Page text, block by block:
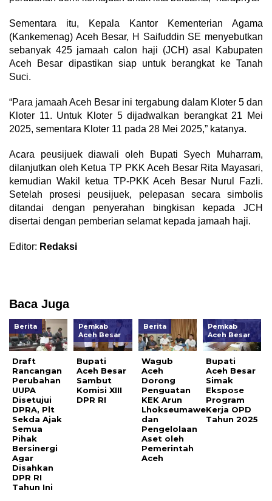
Sementara itu, Kepala Kantor Kementerian Agama
(Kankemenag) Aceh Besar, H Saifuddin SE menyebutkan
sebanyak 425 jamaah calon haji (JCH) asal Kabupaten
Aceh Besar dipastikan siap untuk berangkat ke Tanah
Suci.
“Para jamaah Aceh Besar ini tergabung dalam Kloter 5 dan
Kloter 11. Untuk Kloter 5 dijadwalkan berangkat 21 Mei
2025, sementara Kloter 11 pada 28 Mei 2025,” katanya.
Acara peusijuek diawali oleh Bupati Syech Muharram,
dilanjutkan oleh Ketua TP PKK Aceh Besar Rita Mayasari,
kemudian Wakil ketua TP-PKK Aceh Besar Nurul Fazli.
Setelah prosesi peusijuek, pelepasan secara simbolis
ditandai dengan penyerahan bingkisan kepada JCH
disertai dengan pemberian selamat kepada jamaah haji.
Editor: Redaksi
Baca Juga
Berita
Draft
Rancangan
Perubahan
UUPA
Disetujui
DPRA, Plt
Sekda Ajak
Semua
Pihak
Bersinergi
Agar
Disahkan
DPR RI
Tahun Ini
Pemkab
Aceh Besar
Bupati
Aceh Besar
Sambut
Komisi XIII
DPR RI
Berita
Wagub
Aceh
Dorong
Penguatan
KEK Arun
Lhokseumawe
dan
Pengelolaan
Aset oleh
Pemerintah
Aceh
Pemkab
Aceh Besar
Bupati
Aceh Besar
Simak
Ekspose
Program
Kerja OPD
Tahun 2025